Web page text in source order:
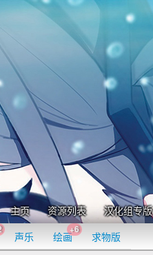
主页 资源列表 汉化组专版
声乐 绘画
+6
求物版